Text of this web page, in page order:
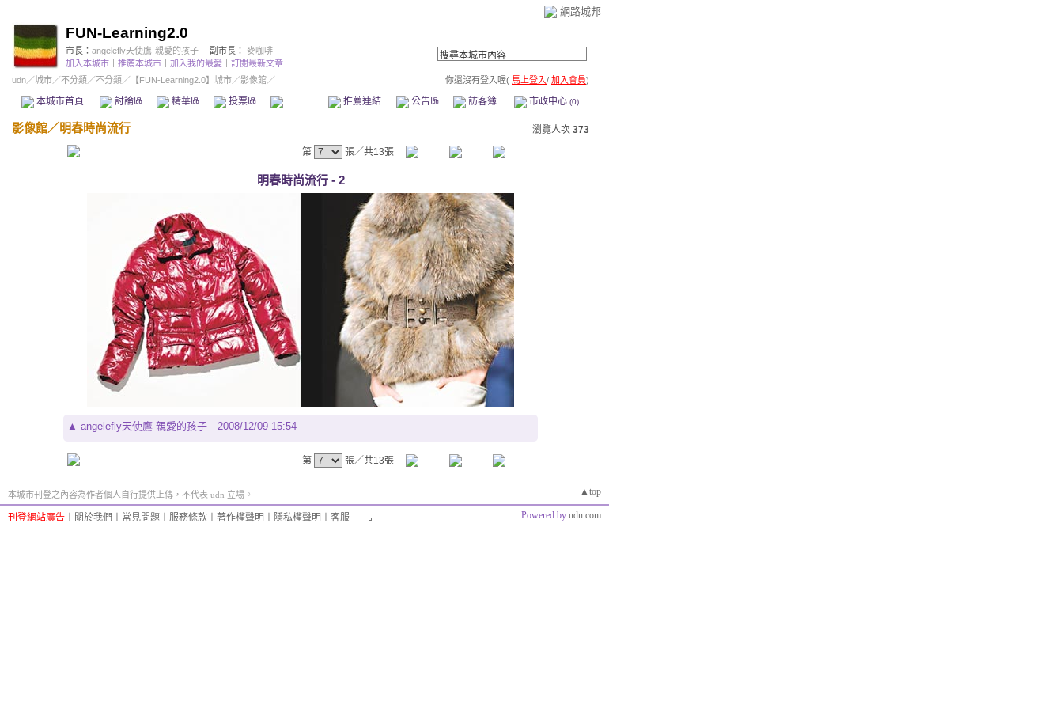
網路城邦
FUN-Learning2.0
市長： angelefly天使鷹-親愛的孩子 副市長：
麥咖啡
加入本城市
推薦本城市 加入我的最愛
訂閱最新文章
udn／城市／不分類 ／不分類 ／ 【FUN-Learning2.0】城市／影像館／ 你還沒有登入喔( 馬上登入/ 加入會員)
本城市首頁 討論區 精華區 投票區 影像館 推薦連結 公告區 訪客簿 市政中心 (0)
影像館／明春時尚流行 瀏覽人次 373
第
張／共13張
明春時尚流行 - 2
▲ angelefly天使鷹-親愛的孩子 2008/12/09 15:54
第 張／共13張
▲top
本城市刊登之內容為作者個人自行提供上傳，不代表 udn 立場。
刊登網站廣告 關於我們 常見問題 服務條款 著作權聲明 隱私權聲明 客服 Powered by udn.com